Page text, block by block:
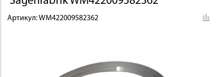
Артикул:WM422009582362